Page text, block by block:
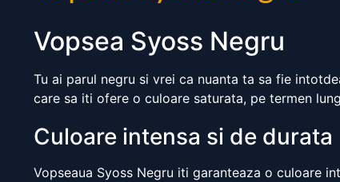
Vopsea Syoss Negru
Tu ai parul negru si vrei ca nuanta ta sa fie
care sa iti ofere o culoare saturata, pe termen
Culoare intensa si de durata
Vopseaua Syoss Negru iti garanteaza o culoare